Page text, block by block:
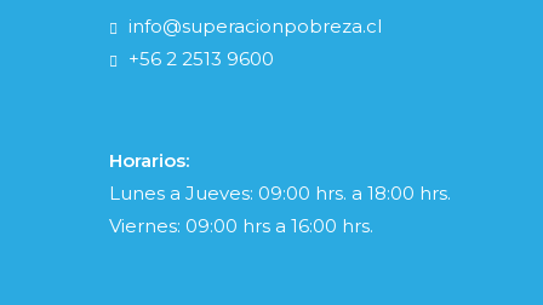
info@superacionpobreza.cl
+56 2 2513 9600
Horarios:
Lunes a Jueves: 09:00 hrs. a 18:00 hrs.
Viernes: 09:00 hrs a 16:00 hrs.